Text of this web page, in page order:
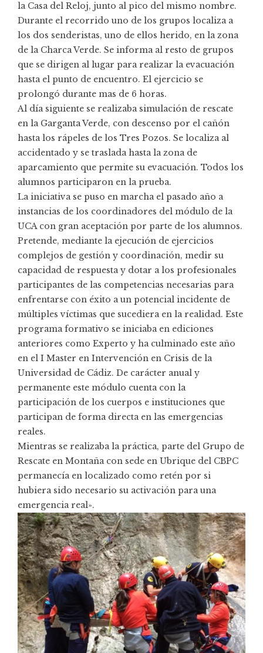
la Casa del Reloj, junto al pico del mismo nombre.
Durante el recorrido uno de los grupos localiza a
los dos senderistas, uno de ellos herido, en la zona
de la Charca Verde. Se informa al resto de grupos
que se dirigen al lugar para realizar la evacuación
hasta el punto de encuentro. El ejercicio se
prolongó durante mas de 6 horas.
Al día siguiente se realizaba simulación de rescate
en la Garganta Verde, con descenso por el cañón
hasta los rápeles de los Tres Pozos. Se localiza al
accidentado y se traslada hasta la zona de
aparcamiento que permite su evacuación. Todos los
alumnos participaron en la prueba.
La iniciativa se puso en marcha el pasado año a
instancias de los coordinadores del módulo de la
UCA con gran aceptación por parte de los alumnos.
Pretende, mediante la ejecución de ejercicios
complejos de gestión y coordinación, medir su
capacidad de respuesta y dotar a los profesionales
participantes de las competencias necesarias para
enfrentarse con éxito a un potencial incidente de
múltiples víctimas que sucediera en la realidad. Este
programa formativo se iniciaba en ediciones
anteriores como Experto y ha culminado este año
en el I Master en Intervención en Crisis de la
Universidad de Cádiz. De carácter anual y
permanente este módulo cuenta con la
participación de los cuerpos e instituciones que
participan de forma directa en las emergencias
reales.
Mientras se realizaba la práctica, parte del Grupo de
Rescate en Montaña con sede en Ubrique del CBPC
permanecía en localizado como retén por si
hubiera sido necesario su activación para una
emergencia real».